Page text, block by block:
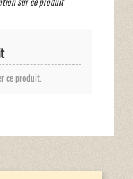
ce produit.